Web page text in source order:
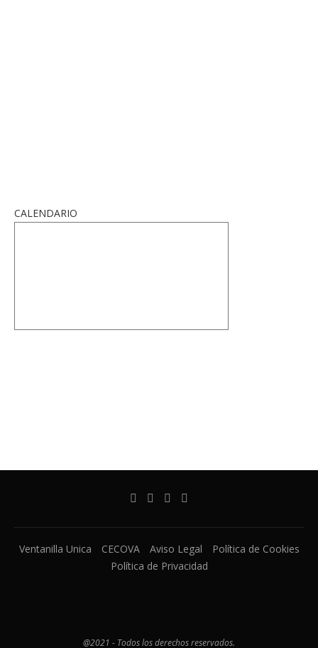
CALENDARIO
Ventanilla Unica CECOVA Aviso Legal
Política de Cookies
Política de Privacidad
@2021 - Todos los derechos reservados.